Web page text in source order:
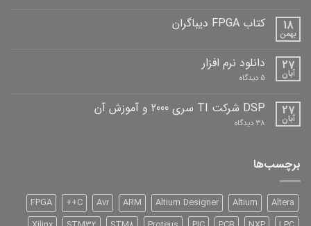
دیباگران 18
بهمن
کتاب FPGA دیباگران
کتاب
FPGA
دیباگران
نشده 27
آبان
دانلود نرم افزار
5 دیدگاه برای
افزار 27
آبان
DSP شرکت TI سری 2000 و آموزش آن
38 دیدگاه برای
آن
برچسب‌ها
Altera
Altium
Altium Designer
ARM
Avr
C++
FPGA